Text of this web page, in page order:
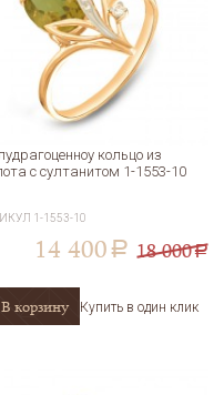
кольцо из
с султанитом 1-1553-10
1-1553-10
14 400 a 18 000a
В корзину Купить в один клик